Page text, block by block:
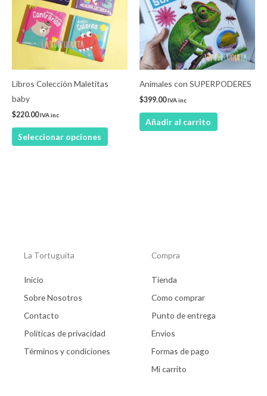
Libros Colección Maletitas
baby
$220.00IVA inc
Seleccionar opciones
múltiples
variantes.
Las
pueden
la
Animales con SUPERPODERES
$399.00IVA inc
Añadir al carrito
La Tortuguita
Inicio
Sobre Nosotros
Contacto
Politicas de privacidad
Términos y condiciones
Compra
Tienda
Como comprar
Punto de entrega
Envios
Formas de pago
Mi carrito